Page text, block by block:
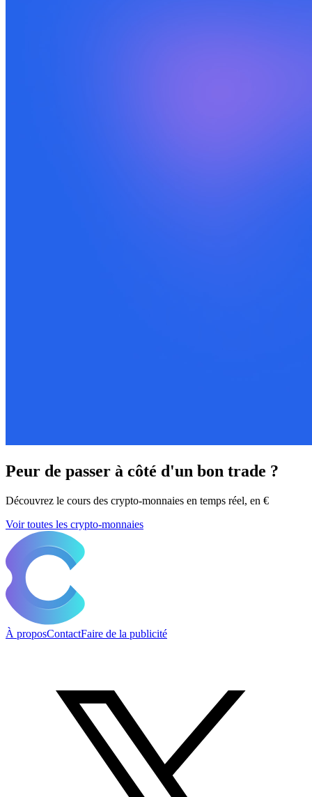
Peur de passer à côté d'un bon trade ?
Découvrez le cours des crypto-monnaies en temps réel, en €
Voir toutes les crypto-monnaies
À proposContactFaire de la publicité